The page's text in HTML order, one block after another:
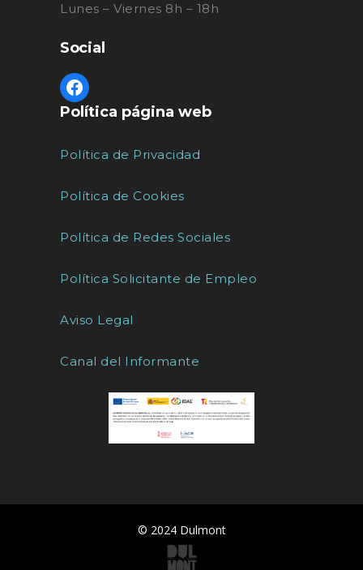
Lunes – Viernes 8h – 18h
Social
Política página web
Política de Privacidad
Política de Cookies
Política de Redes Sociales
Política Solicitante de Empleo
Aviso Legal
Canal del Informante
© 2024 Dulmont